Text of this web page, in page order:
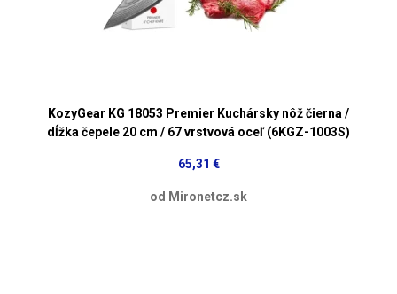
KozyGear KG 18053 Premier Kuchársky nôž čierna /
dĺžka čepele 20 cm / 67 vrstvová oceľ (6KGZ-1003S)
65,31 €
od Mironetcz.sk